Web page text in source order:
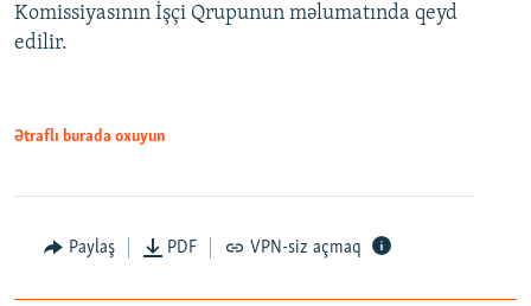
Komissiyasının İşçi Qrupunun məlumatında qeyd
edilir.
Ətraflı burada oxuyun
Paylaş PDF VPN-siz açmaq